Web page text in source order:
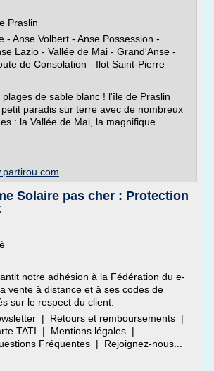
Praslin
- Anse Volbert - Anse Possession -
Lazio - Vallée de Mai - Grand'Anse -
de Consolation - Ilot Saint-Pierre
de sable blanc ! l'île de Praslin
paradis sur terre avec de nombreux
: la Vallée de Mai, la magnifique...
Solaire pas cher : Protection
notre adhésion à la Fédération du e-
vente à distance et à ses codes de
sur le respect du client.
| Retours et remboursements |
TATI | Mentions légales |
Fréquentes | Rejoignez-nous...